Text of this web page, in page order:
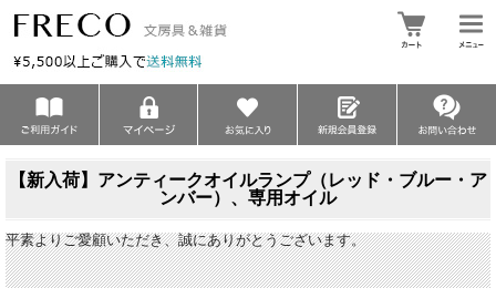
【新入荷】アンティークオイルランプ（レッド・ブルー・ア
ンバー）、専用オイル
平素よりご愛顧いただき、誠にありがとうございます。